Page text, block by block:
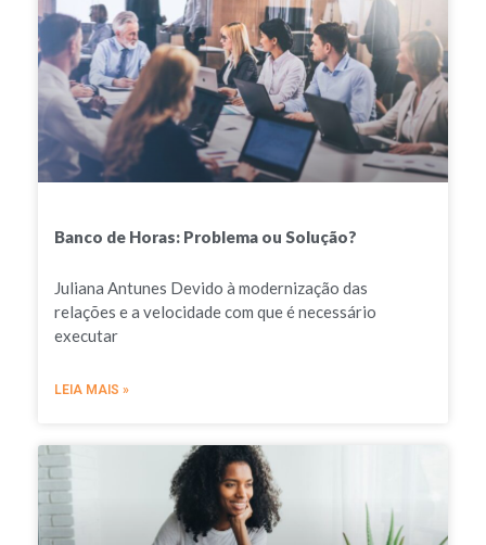
Banco de Horas: Problema ou Solução?
Juliana Antunes Devido à modernização das
relações e a velocidade com que é necessário
executar
LEIA MAIS »